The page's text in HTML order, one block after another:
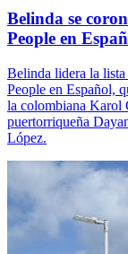
Belinda se
People en
Belinda lidera la
People en Español,
la colombiana Karol
puertorriqueña
López.